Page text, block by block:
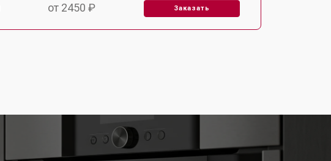
от 2450 ₽ Заказать
от 2400 ₽